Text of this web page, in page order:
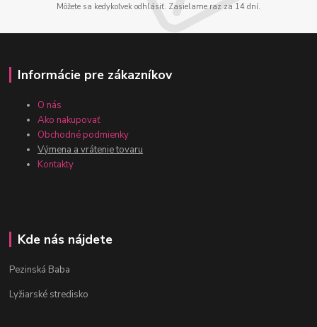
Môžete sa kedykoľvek odhlásiť. Zasielame raz za 14 dní.
Informácie pre zákazníkov
O nás
Ako nakupovať
Obchodné podmienky
Výmena a vrátenie tovaru
Kontakty
Kde nás nájdete
Pezinská Baba
Lyžiarské stredisko